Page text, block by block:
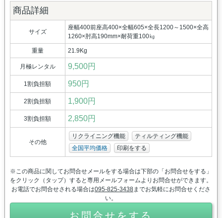
商品詳細
サイズ
座幅400前座高400×全幅605×全長1200～1500×全高
1260×肘高190mm×耐荷重100㎏
重量 21.9Kg
月極レンタル 9,500円
1割負担額 950円
2割負担額 1,900円
3割負担額 2,850円
その他
リクライニング機能
ティルティング機能
全国平均価格
印刷をする
※この商品に関してお問合せメールをする場合は下部の「お問合せをする」
をクリック（タップ）すると専用メールフォームよりお問合せができます。
お電話でお問合せされる場合は095-825-3438までお気軽にお問合せくださ
い。
お問合せをする